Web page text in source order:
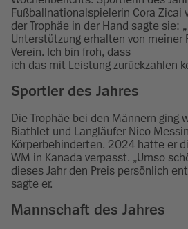
Fußballnationalspielerin Cora Zicai
der Trophäe in der Hand sagte sie:
Unterstützung erhalten von meiner
Verein. Ich bin froh, dass
ich das mit Leistung zurückzahlen
Sportler des Jahres
Die Trophäe bei den Männern ging
Biathlet und Langläufer Nico
Körperbehinderten. 2024 hatte er
WM in Kanada verpasst. „Umso
dieses Jahr den Preis persönlich
sagte er.
Mannschaft des Jahres